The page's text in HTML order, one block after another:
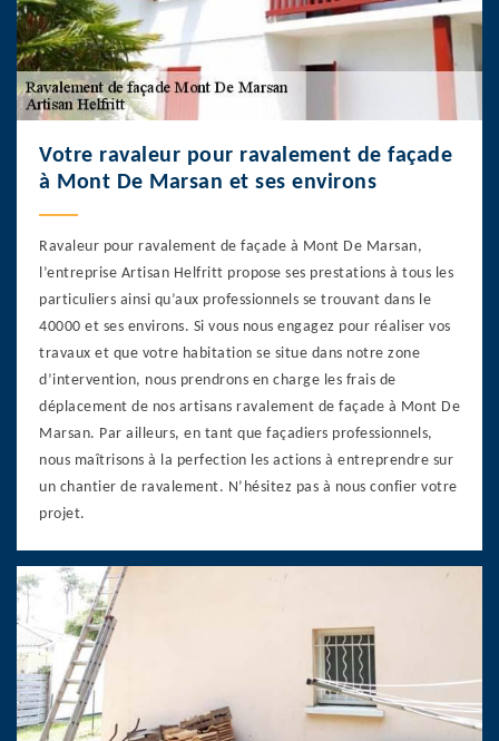
Votre ravaleur pour ravalement de façade
à Mont De Marsan et ses environs
Ravaleur pour ravalement de façade à Mont De Marsan,
l’entreprise Artisan Helfritt propose ses prestations à tous les
particuliers ainsi qu’aux professionnels se trouvant dans le
40000 et ses environs. Si vous nous engagez pour réaliser vos
travaux et que votre habitation se situe dans notre zone
d’intervention, nous prendrons en charge les frais de
déplacement de nos artisans ravalement de façade à Mont De
Marsan. Par ailleurs, en tant que façadiers professionnels,
nous maîtrisons à la perfection les actions à entreprendre sur
un chantier de ravalement. N’hésitez pas à nous confier votre
projet.